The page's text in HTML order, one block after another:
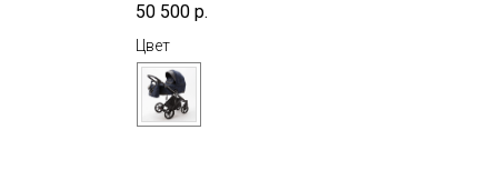
50 500 р.
Цвет